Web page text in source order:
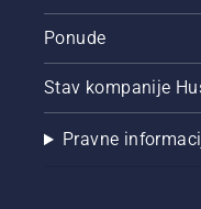
Ponude
Stav kompanije
Pravne